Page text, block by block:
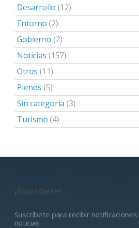
Desarrollo (12)
Entorno (2)
Gobierno (2)
Noticias (157)
Otros (11)
Plenos (5)
Sin categoría (3)
Turismo (4)
¡Suscríbete!
Suscríbete para recibir
noticias